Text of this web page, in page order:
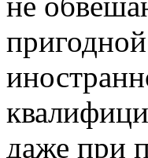
пригодной
даже при